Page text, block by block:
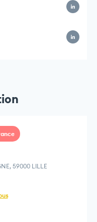
59000 LILLE